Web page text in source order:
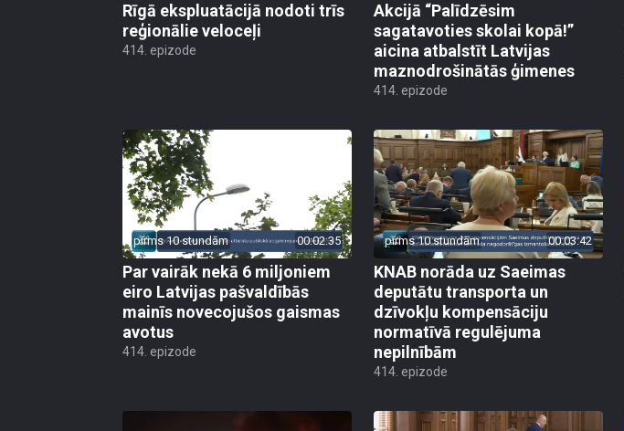
Rīgā ekspluatācijā nodoti trīs
reģionālie veloceļi
414. epizode
Akcijā “Palīdzēsim
sagatavoties skolai kopā!”
aicina atbalstīt Latvijas
maznodrošinātās ģimenes
414. epizode
pirms 10 stundām 00:02:35
Par vairāk nekā 6 miljoniem
eiro Latvijas pašvaldībās
mainīs novecojušos gaismas
avotus
414. epizode
pirms 10 stundām 00:03:42
KNAB norāda uz Saeimas
deputātu transporta un
dzīvokļu kompensāciju
normatīvā regulējuma
nepilnībām
414. epizode